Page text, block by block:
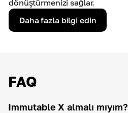
dönüştürmenizi sağlar.
Daha fazla bilgi edin
FAQ
Immutable X almalı mıyım?